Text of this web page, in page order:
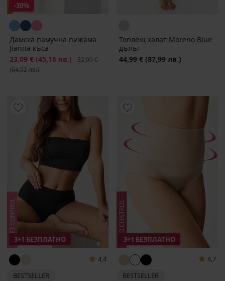
-30%
Дамска памучна пижама
Jianna къса
Намаление
23,09 € (45,16 лв.) Първоначална цена
32,99 €
(64,52 лв.)
Топлещ халат Moreno Blue
дълъг
44,99 € (87,99 лв.)
3+1 БЕЗПЛАТНО
4,4
BESTSELLER
3+1 БЕЗПЛАТНО
4,7
BESTSELLER